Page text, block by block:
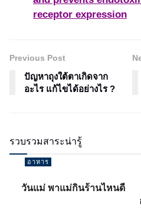
receptor expression
Previous Post
ปัญหาถุงใต้ตาเกิดจาก
อะไร แก้ไขได้อย่างไร ?
รวบรวมสาระน่ารู้
อาหาร
วันแม่ พาแม่กินร้านไหนดี